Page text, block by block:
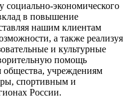
социально-экономического
в повышение
нашим клиентам
а также реализуя
и культурные
помощь
учреждениям
спортивным и
России.